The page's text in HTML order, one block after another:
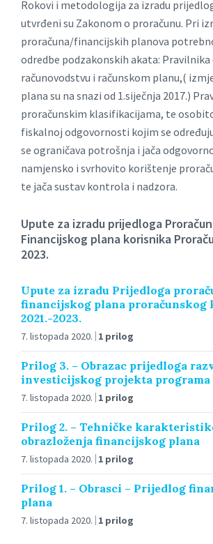
Rokovi i metodologija za izradu
utvrđeni su Zakonom o proračunu. Pri
proračuna/financijskih planova
odredbe podzakonskih akata:
računovodstvu i računskom planu,(
plana su na snazi od 1.siječnja 2017.)
proračunskim klasifikacijama, te
fiskalnoj odgovornosti kojim se
se ograničava potrošnja i jača
namjensko i svrhovito korištenje
te jača sustav kontrola i nadzora.
Upute za izradu prijedloga
Financijskog plana korisnika
2023.
Upute za izradu Prijedloga
financijskog plana proračunskog
2021.-2023.
7. listopada 2020. 1 prilog
Prilog 3. – Obrazac prijedloga
investicijskog projekta programa
7. listopada 2020. 1 prilog
Prilog 2. – Tehničke
obrazloženja financijskog plana
7. listopada 2020. 1 prilog
Prilog 1. – Obrasci – Prijedlog
plana
7. listopada 2020. 1 prilog